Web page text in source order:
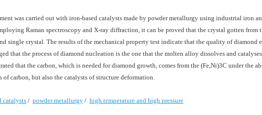
was carried out with iron-based catalysts made by powder metallurgy using industrial iron
Raman spectroscopy and X-ray diffraction, it can be proved that the crystal gotten from
single crystal. The results of the mechanical property test indicate that the quality of diamond
that the process of diamond nucleation is the one that the molten alloy dissolves and
that the carbon, which is needed for diamond growth, comes from the (Fe,Ni)3C under the
carbon, but also the catalysts of structure deformation.
catalysts/ powder metallurgy / high temperature and high pressure